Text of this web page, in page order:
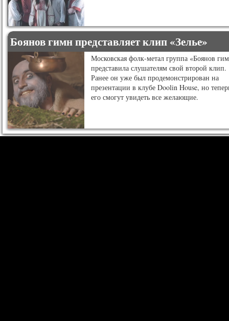
Боянов гимн представляет клип «Зелье»
Московская фолк-метал группа «Боянов
представила слушателям свой второй клип.
Ранее он уже был продемонстрирован на
презентации в клубе Doolin House, но
его смогут увидеть все желающие.